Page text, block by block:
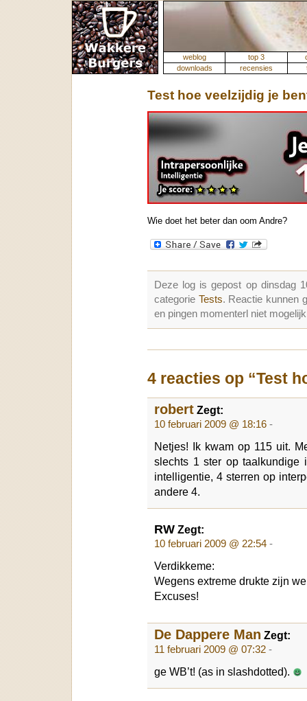
weblog top 3
downloads
recensies
Test hoe veelzijdig je
Wie doet het beter dan oom Andre?
Deze log is gepost op dinsdag
categorie Tests. Reactie kunnen
en pingen momenterl niet
4 reacties op “Test
robert Zegt:
10 februari 2009 @ 18:16 -
Netjes! Ik kwam op 115 uit.
slechts 1 ster op taalkundige
intelligentie, 4 sterren op
andere 4.
RW Zegt:
10 februari 2009 @ 22:54 -
Verdikkeme:
Wegens extreme drukte zijn
Excuses!
De Dappere Man Zegt:
11 februari 2009 @ 07:32 -
ge WB’t! (as in slashdotted).